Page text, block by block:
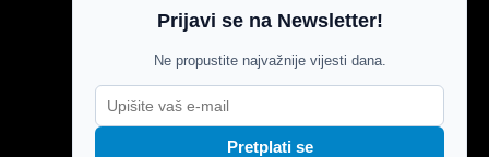
Impressum
Pravila komentiranja
Agroglas
Prijavi se na Newsletter!
Ne propustite najvažnije vijesti dana.
Pretplati se